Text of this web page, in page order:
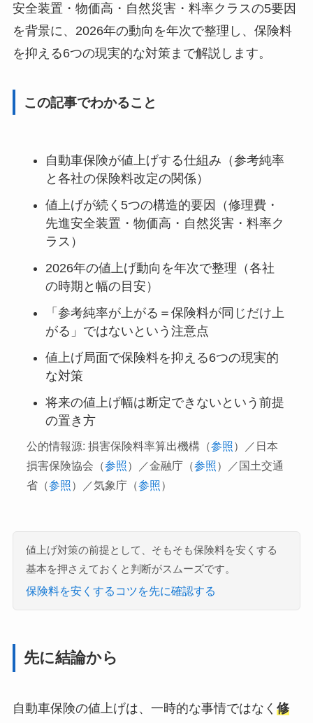
安全装置・物価高・自然災害・料率クラスの5要因
を背景に、2026年の動向を年次で整理し、保険料
を抑える6つの現実的な対策まで解説します。
この記事でわかること
自動車保険が値上げする仕組み（参考純率
と各社の保険料改定の関係）
値上げが続く5つの構造的要因（修理費・
先進安全装置・物価高・自然災害・料率ク
ラス）
2026年の値上げ動向を年次で整理（各社
の時期と幅の目安）
「参考純率が上がる＝保険料が同じだけ上
がる」ではないという注意点
値上げ局面で保険料を抑える6つの現実的
な対策
将来の値上げ幅は断定できないという前提
の置き方
公的情報源: 損害保険料率算出機構（参照）／日本
損害保険協会（参照）／金融庁（参照）／国土交通
省（参照）／気象庁（参照）
値上げ対策の前提として、そもそも保険料を安くする
基本を押さえておくと判断がスムーズです。
保険料を安くするコツを先に確認する
先に結論から
自動車保険の値上げは、一時的な事情ではなく 修